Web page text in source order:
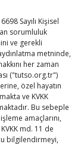
Sayılı Kişisel
sorumluluk
ve gerekli
metninde,
her zaman
("tutso.org.tr")
özel hayatın
ve KVKK
Bu sebeple
amaçlarını,
md. 11 de
bilgilendirmeyi,
Borsası’nı
ziyaret etti→